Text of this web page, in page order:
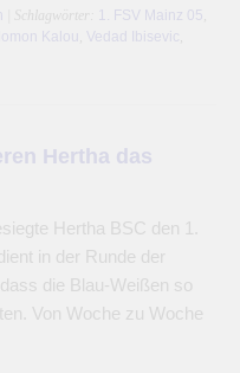
| Schlagwörter: 1. FSV Mainz 05
Kalou Vedad Ibisevic
Hertha das
Hertha BSC den 1.
in der Runde der
die Blau-Weißen so
Von Woche zu Woche